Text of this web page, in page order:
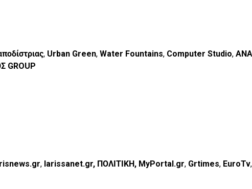
, Urban Green, Water Fountains, Computer Studio,
GROUP
, larissanet.gr, ΠΟΛΙΤΙΚΗ, MyPortal.gr, Grtimes, EuroTv,